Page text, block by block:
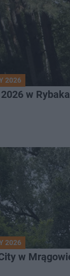
2026
w
2026
w